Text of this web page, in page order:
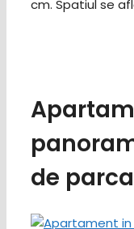
cm. Spatiul se
de